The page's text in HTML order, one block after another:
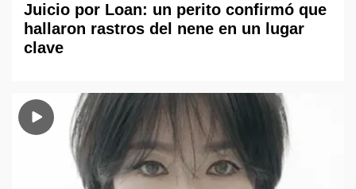
Juicio por Loan: un perito confirmó que
hallaron rastros del nene en un lugar
clave